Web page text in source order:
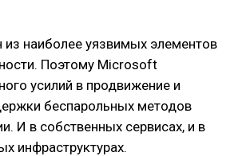
наиболее уязвимых элементов
Поэтому Microsoft
усилий в продвижение и
беспарольных методов
И в собственных сервисах, и в
инфраструктурах.